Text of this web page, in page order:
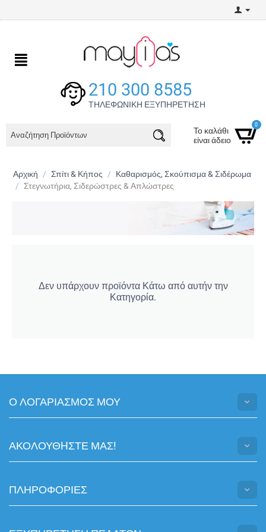
210 300 8585
ΤΗΛΕΦΩΝΙΚΗ ΕΞΥΠΗΡΕΤΗΣΗ
Το καλάθι
είναι άδειο
0
Αρχική / Σπίτι & Κήπος /
Καθαρισμός, Σκούπισμα & Σιδέρωμα
/
Στεγνωτήρια, Σιδερώστρες & Απλώστρες
Δεν υπάρχουν προϊόντα Κάτω από αυτήν την
Κατηγορία.
Ο ΛΟΓΑΡΙΑΣΜΟΣ ΜΟΥ
ΑΚΟΛΟΥΘHΣΤΕ ΜΑΣ!
ΠΛΗΡΟΦΟΡΙΕΣ